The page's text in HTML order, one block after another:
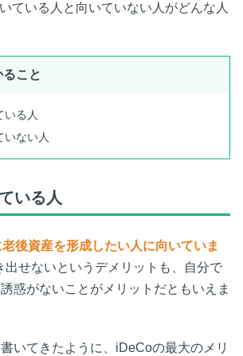
ている人と向いていない人がどんな人
こと
いる人
いない人
いる人
後資産を形成したい人に向いていま
出せないというデメリットも、自分で
惑がないことがメリットだともいえま
いてきたように、iDeCoの最大のメリ